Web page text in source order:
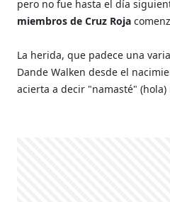
pero no fue hasta el día
miembros de Cruz Roja
La herida, que padece una
Dande Walken desde el
acierta a decir "namasté"